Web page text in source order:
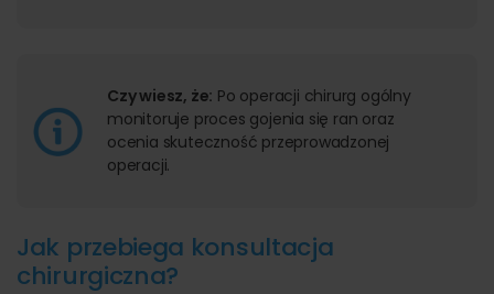
Czy wiesz, że: Po operacji chirurg ogólny
monitoruje proces gojenia się ran oraz
ocenia skuteczność przeprowadzonej
operacji.
Jak przebiega konsultacja
chirurgiczna?